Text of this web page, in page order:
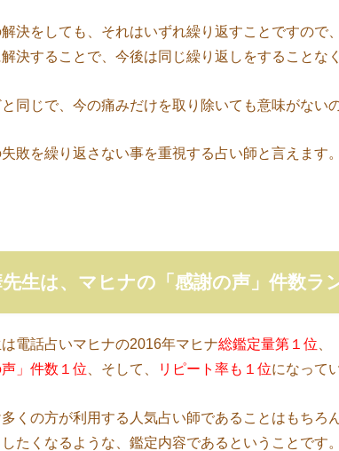
決をしても、それはいずれ繰り返すことですので、
決することで、今後は同じ繰り返しをすることな
同じで、今の痛みだけを取り除いても意味がないの
敗を繰り返さない事を重視する占い師と言えます。
生は、マヒナの「感謝の声」件数ラ
電話占いマヒナの2016年マヒナ総鑑定量第１位
声」件数１位 、そして、 リピート率も１位になって
くの方が利用する人気占い師であることはもちろん
たくなるような、鑑定内容であるということです。